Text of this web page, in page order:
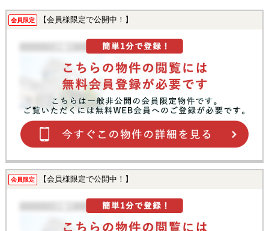
会員限定 【会員様限定で公開中！】
会員限定 【会員様限定で公開中！】